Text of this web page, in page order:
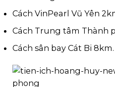
Cách VinPearl Vũ Yên
Cách Trung tâm Thành
Cách sân bay Cát Bi 8km.